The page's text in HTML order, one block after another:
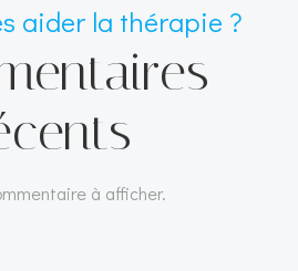
aider la thérapie ?
à afficher.